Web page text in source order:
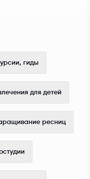
гиды
для детей
ресниц